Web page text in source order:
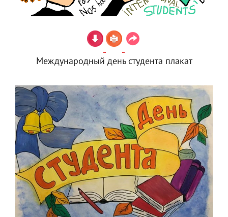
Международный день студента плакат